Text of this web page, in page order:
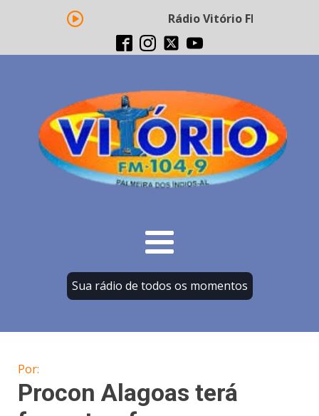
Rádio Vitório FM -
Sua rádio de todos os momentos
Por:
Procon Alagoas terá